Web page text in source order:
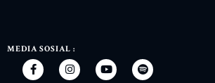
MEDIA SOSIAL :